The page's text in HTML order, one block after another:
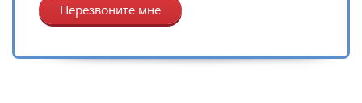
Перезвоните мне